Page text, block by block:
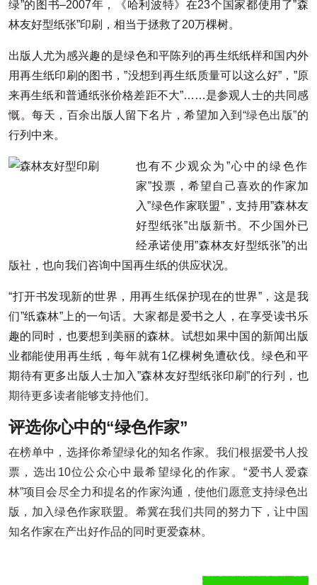
绿”的图书–2007年，《哈利波特》在23个国家都使用了”森
林友好型纸张”印刷，相当于拯救了20万棵树。
出版人尤为感兴趣的是绿色和平陈列的再生纸纸样和国内外
用再生纸印刷的图书，”没想到再生纸质量可以这么好”，”原
来再生纸和普通纸张价格差距不大”……是参观人士的共同感
慨。每天，百余出版人留下名片，希望加入到 “绿色出版”的
行列中来。
也有不少观众为”心中的绿色作
家”投票，希望自己喜欢的作家加
入”绿色作家联盟”，支持用”森林友
好型纸张”出版新书。不少国外已
经承诺使用”森林友好型纸张”的出
版社，也向我们咨询中国再生纸的供应状况。
“打开书发现新的世界，用再生纸保护现在的世界”，这是我
们”纸森林”上的一句话。大家都是爱书之人，在享受读书乐
趣的同时，也要想到美丽的森林。试想如果中国的新闻出版
业都能使用再生纸，每年就有1亿棵树免遭砍伐。绿色和平
期待有更多出版人士加入”森林友好型纸张印刷”的行列，也
期待更多读者能够支持他们。
评选你心中的“绿色作家”
在榜单中，选择你希望绿化的知名作家。我们根据爱书人投
票，选出10位公众心中最希望绿化的作家。“爱书人爱森
林”项目会尽全力和提名的作家沟通，使他们愿意支持绿色出
版，加入绿色作家联盟。希冀在我们共同的努力下，让中国
知名作家在产出好作品的同时更爱森林。